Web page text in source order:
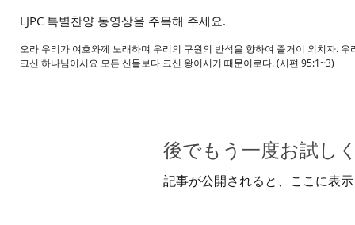
LJPC 특별찬양 동영상을 주목해 주세요.
오라 우리가 여호와께 노래하며 우리의 구원의 반석을 향하여 즐거이 외치자.
크신 하나님이시요 모든 신들보다 크신 왕이시기 때문이로다. (시편 95:1~3)
後でもう一度お試し
記事が公開されると、ここに表